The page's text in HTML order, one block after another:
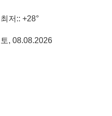
최저:: +28°
토, 08.08.2026